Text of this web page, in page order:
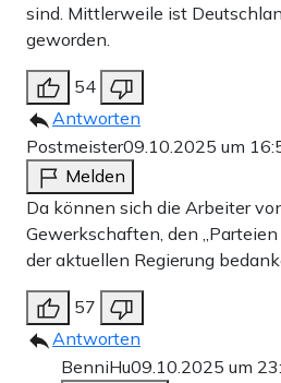
sind. Mittlerweile ist
geworden.
54
Antworten
Postmeister09.10.2025 um
Melden
Da können sich die Arbeiter
Gewerkschaften, den
der aktuellen Regierung
57
Antworten
BenniHu09.10.2025 um